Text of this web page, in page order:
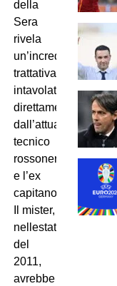
della
Sera
rivela
un’incredibile
trattativa,
intavolata
direttamente
dall’attuale
tecnico
rossonero,
e l’ex
capitano.
Il mister,
nellestate
del
2011,
avrebbe